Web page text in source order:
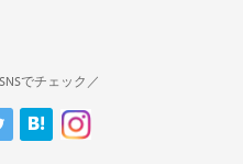
でチェック／